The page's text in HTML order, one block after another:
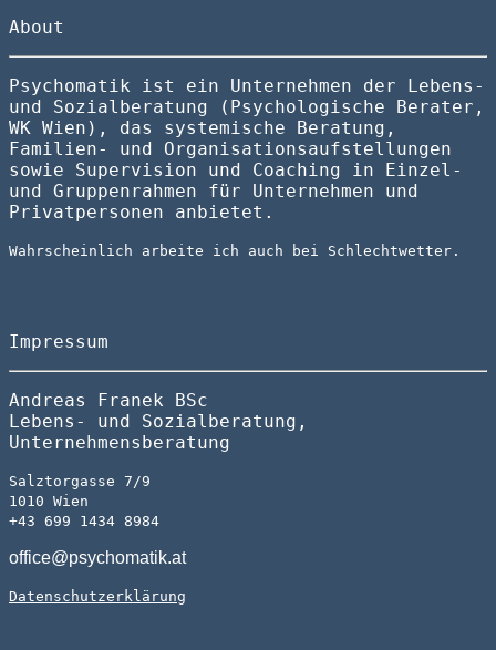
About
Psychomatik ist ein Unternehmen der Lebens-
und Sozialberatung (Psychologische Berater,
WK Wien), das systemische Beratung,
Familien- und Organisationsaufstellungen
sowie Supervision und Coaching in Einzel-
und Gruppenrahmen für Unternehmen und
Privatpersonen anbietet.
Wahrscheinlich arbeite ich auch bei Schlechtwetter.
Impressum
Andreas Franek BSc
Lebens- und Sozialberatung,
Unternehmensberatung
Salztorgasse 7/9
1010 Wien
+43 699 1434 8984
office@psychomatik.at
Datenschutzerklärung